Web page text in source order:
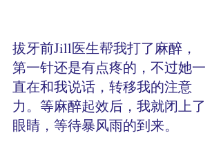
拔牙前Jill医生帮我打了麻醉，
第一针还是有点疼的，不过她一
直在和我说话，转移我的注意
力。等麻醉起效后，我就闭上了
眼睛，等待暴风雨的到来。